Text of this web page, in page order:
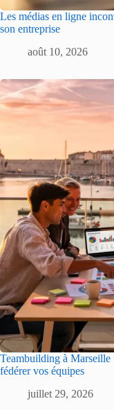
Les médias en ligne
son entreprise
août 10, 2026
Teambuilding à
fédérer vos équipes
juillet 29, 2026